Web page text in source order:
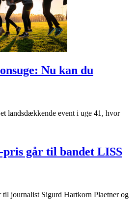
Nu kan du
landsdækkende event i uge 41, hvor
pris går til bandet LISS
til journalist Sigurd Hartkorn Plaetner og